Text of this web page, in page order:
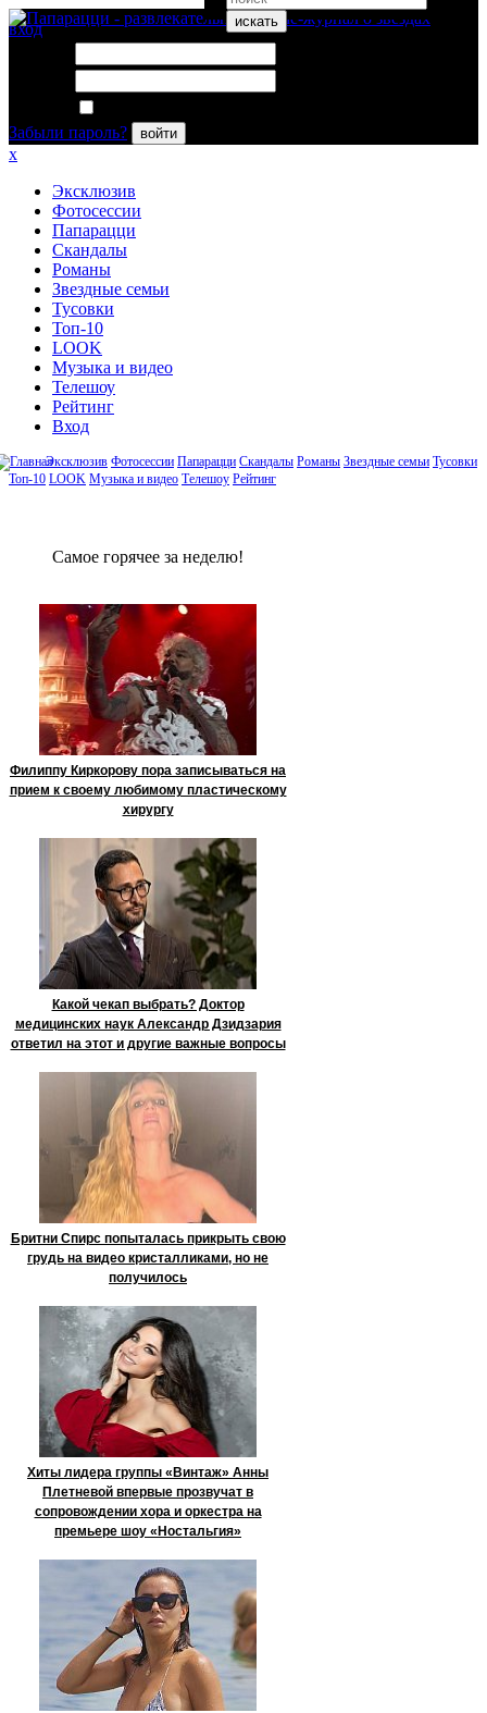
искать
вход
Забыли пароль?
войти
x
Эксклюзив
Фотосессии
Папарацци
Скандалы
Романы
Звездные семьи
Тусовки
Топ-10
LOOK
Музыка и видео
Телешоу
Рейтинг
Вход
Эксклюзив Фотосессии Папарацци Скандалы Романы Звездные семьи Тусовки
Топ-10 LOOK Музыка и видео Телешоу Рейтинг
Сaмое гoрячее за неделю!
Филиппу Киркорову пора записываться на
прием к своему любимому пластическому
хирургу
Какой чекап выбрать? Доктор
медицинских наук Александр Дзидзария
ответил на этот и другие важные вопросы
Бритни Спирс попыталась прикрыть свою
грудь на видео кристалликами, но не
получилось
Хиты лидера группы «Винтаж» Анны
Плетневой впервые прозвучат в
сопровождении хора и оркестра на
премьере шоу «Ностальгия»